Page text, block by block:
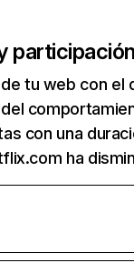
tu web con
con una
ha